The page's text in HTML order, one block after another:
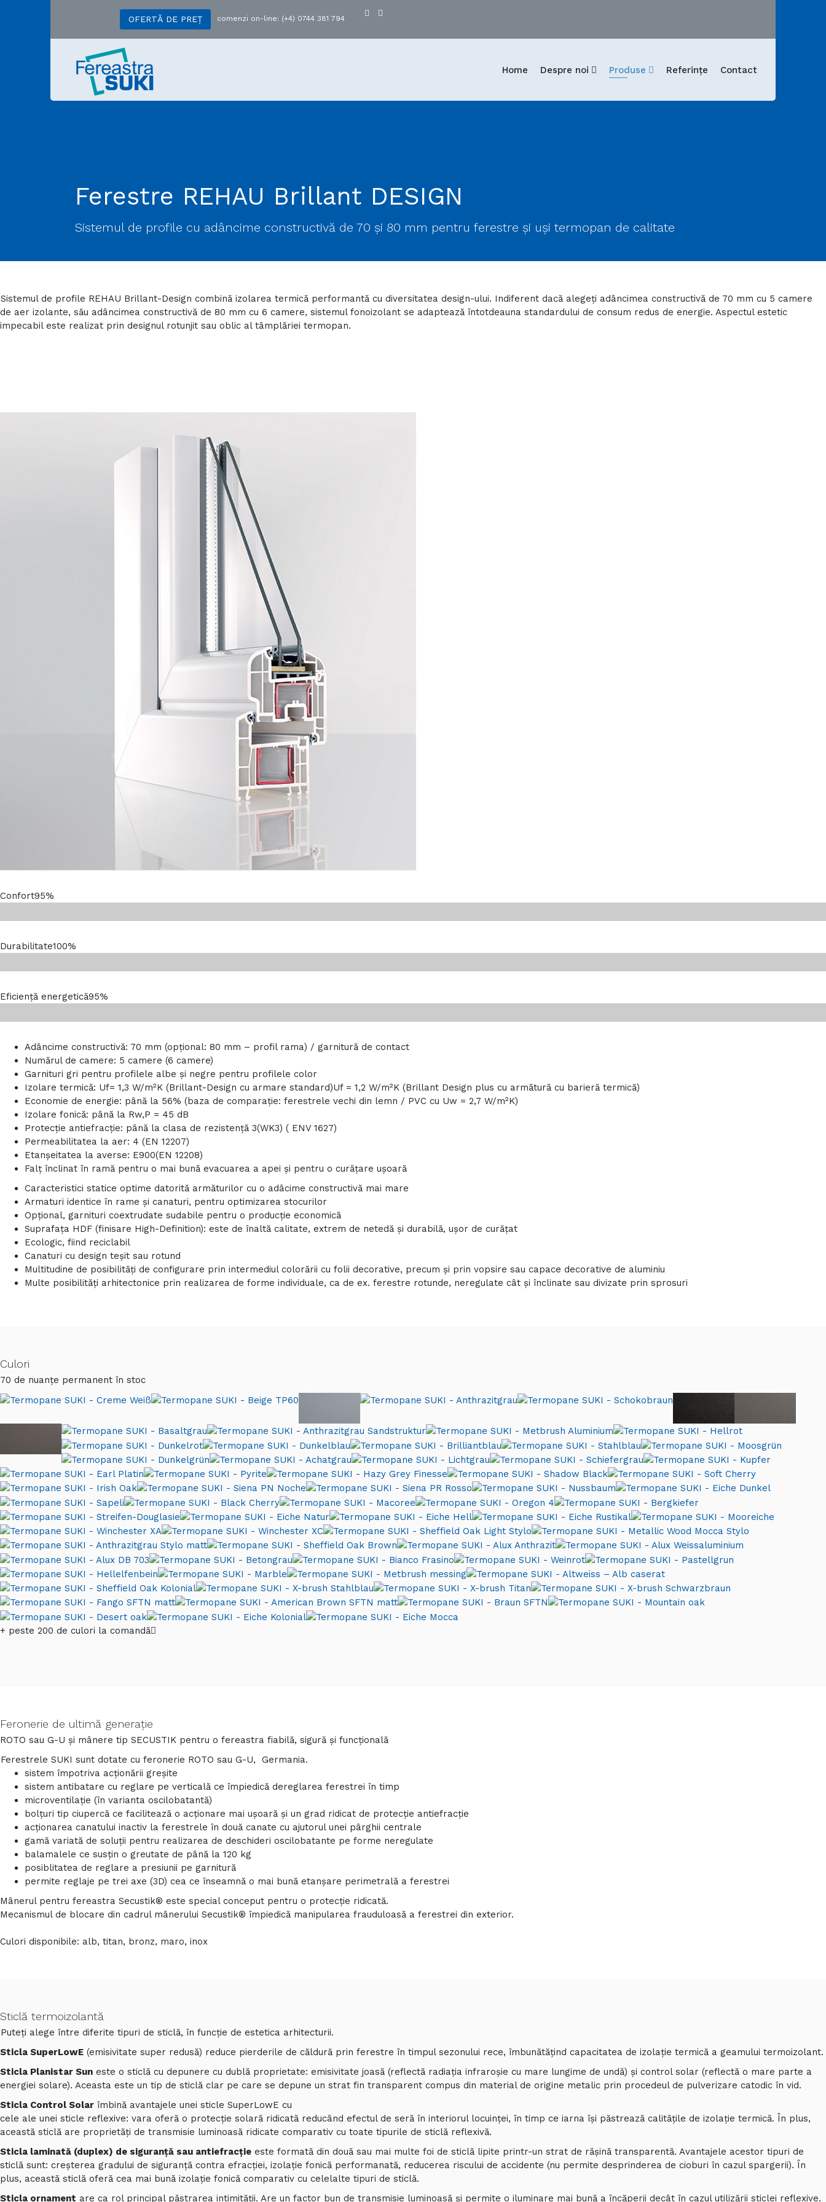
OFERTĂ DE PREȚ comenzi on-line: (+4) 0744 381 794
Home Despre noi Produse Referințe Contact
Ferestre REHAU Brillant DESIGN
Sistemul de profile cu adâncime constructivă de 70 şi 80 mm pentru ferestre şi uşi termopan de calitate
Sistemul de profile REHAU Brillant-Design combină izolarea termică performantă cu diversitatea design-ului. Indiferent dacă alegeţi adâncimea constructivă de 70 mm cu 5 camere
de aer izolante, său adâncimea constructivă de 80 mm cu 6 camere, sistemul fonoizolant se adaptează întotdeauna standardului de consum redus de energie. Aspectul estetic
impecabil este realizat prin designul rotunjit sau oblic al tâmplăriei termopan.
Confort95%
Durabilitate100%
Eficiență energetică95%
Adâncime constructivă: 70 mm (opţional: 80 mm – profil rama) / garnitură de contact
Numărul de camere: 5 camere (6 camere)
Garnituri gri pentru profilele albe şi negre pentru profilele color
Izolare termică: Uf= 1,3 W/m²K (Brillant-Design cu armare standard)Uf = 1,2 W/m²K (Brillant Design plus cu armătură cu barieră termică)
Economie de energie: până la 56% (baza de comparaţie: ferestrele vechi din lemn / PVC cu Uw = 2,7 W/m²K)
Izolare fonică: până la Rw,P = 45 dB
Protecţie antiefracţie: până la clasa de rezistenţă 3(WK3) ( ENV 1627)
Permeabilitatea la aer: 4 (EN 12207)
Etanşeitatea la averse: E900(EN 12208)
Falţ înclinat în ramă pentru o mai bună evacuarea a apei şi pentru o curăţare uşoară
Caracteristici statice optime datorită armăturilor cu o adâcime constructivă mai mare
Armaturi identice în rame şi canaturi, pentru optimizarea stocurilor
Opţional, garnituri coextrudate sudabile pentru o producţie economică
Suprafaţa HDF (finisare High-Definition): este de înaltă calitate, extrem de netedă şi durabilă, uşor de curăţat
Ecologic, fiind reciclabil
Canaturi cu design teşit sau rotund
Multitudine de posibilităţi de configurare prin intermediul colorării cu folii decorative, precum şi prin vopsire sau capace decorative de aluminiu
Multe posibilităţi arhitectonice prin realizarea de forme individuale, ca de ex. ferestre rotunde, neregulate cât şi înclinate sau divizate prin sprosuri
Culori
70 de nuanțe permanent în stoc
+ peste 200 de culori la comandă
Feronerie de ultimă generație
ROTO sau G-U și mânere tip SECUSTIK pentru o fereastra fiabilă, sigură și funcțională
Ferestrele SUKI sunt dotate cu feronerie ROTO sau G-U, Germania.
sistem împotriva acționării greșite
sistem antibatare cu reglare pe verticală ce împiedică dereglarea ferestrei în timp
microventilație (în varianta oscilobatantă)
bolțuri tip ciupercă ce facilitează o acționare mai uşoară şi un grad ridicat de protecţie antiefracţie
acţionarea canatului inactiv la ferestrele în două canate cu ajutorul unei pârghii centrale
gamă variată de soluții pentru realizarea de deschideri oscilobatante pe forme neregulate
balamalele ce susțin o greutate de până la 120 kg
posiblitatea de reglare a presiunii pe garnitură
permite reglaje pe trei axe (3D) cea ce înseamnă o mai bună etanşare perimetrală a ferestrei
Mânerul pentru fereastra Secustik® este special conceput pentru o protecție ridicată.
Mecanismul de blocare din cadrul mânerului Secustik® împiedică manipularea frauduloasă a ferestrei din exterior.
Culori disponibile: alb, titan, bronz, maro, inox
Sticlă termoizolantă
Puteți alege între diferite tipuri de sticlă, în funcție de estetica arhitecturii.
Sticla SuperLowE (emisivitate super redusă) reduce pierderile de căldură prin ferestre în timpul sezonului rece, îmbunătăţind capacitatea de izolaţie termică a geamului termoizolant.
Sticla Planistar Sun este o sticlă cu depunere cu dublă proprietate: emisivitate joasă (reflectă radiaţia infraroşie cu mare lungime de undă) şi control solar (reflectă o mare parte a
energiei solare). Aceasta este un tip de sticlă clar pe care se depune un strat fin transparent compus din material de origine metalic prin procedeul de pulverizare catodic în vid.
Sticla Control Solar îmbină avantajele unei sticle SuperLowE cu
cele ale unei sticle reflexive: vara oferă o protecţie solară ridicată reducând efectul de seră în interiorul locuinței, în timp ce iarna își păstrează calitățile de izolație termică. În plus,
această sticlă are proprietăți de transmisie luminoasă ridicate comparativ cu toate tipurile de sticlă reflexivă.
Sticla laminată (duplex) de siguranță sau antiefracție este formată din două sau mai multe foi de sticlă lipite printr-un strat de rășină transparentă. Avantajele acestor tipuri de
sticlă sunt: creșterea gradului de siguranță contra efracției, izolație fonică performanată, reducerea riscului de accidente (nu permite desprinderea de cioburi în cazul spargerii). În
plus, această sticlă oferă cea mai bună izolație fonică comparativ cu celelalte tipuri de sticlă.
Sticla ornament are ca rol principal păstrarea intimității. Are un factor bun de transmisie luminoasă și permite o iluminare mai bună a încăperii decât în cazul utilizării sticlei reflexive.